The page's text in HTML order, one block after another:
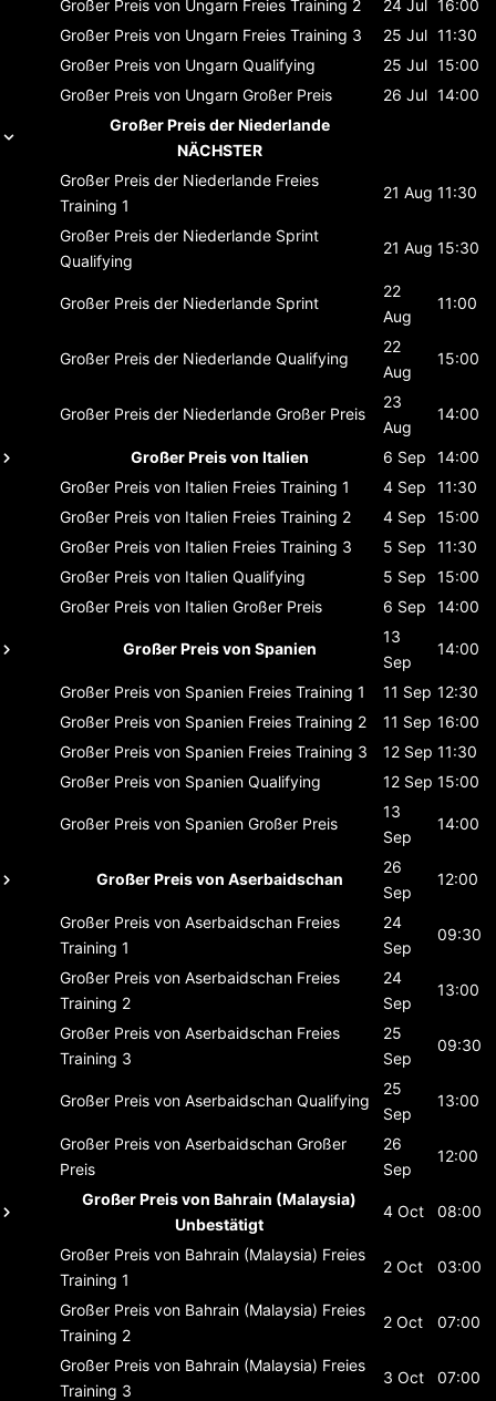
Großer Preis von Ungarn Freies Training 2 24 Jul
16:00
Großer Preis von Ungarn Freies Training 3 25 Jul 11:30
Großer Preis von Ungarn Qualifying 25 Jul 15:00
Großer Preis von Ungarn Großer Preis 26 Jul 14:00
Großer Preis der Niederlande
NÄCHSTER
Großer Preis der Niederlande Freies
Training 1
21 Aug 11:30
Großer Preis der Niederlande Sprint
Qualifying
21 Aug 15:30
Großer Preis der Niederlande Sprint
22
Aug
11:00
Großer Preis der Niederlande Qualifying
22
Aug
15:00
Großer Preis der Niederlande Großer Preis
23
Aug
14:00
Großer Preis von Italien 6 Sep
14:00
Großer Preis von Italien Freies Training 1 4 Sep
11:30
Großer Preis von Italien Freies Training 2 4 Sep
15:00
Großer Preis von Italien Freies Training 3 5 Sep
11:30
Großer Preis von Italien Qualifying 5 Sep
15:00
Großer Preis von Italien Großer Preis 6 Sep 14:00
Großer Preis von Spanien
13
Sep
14:00
Großer Preis von Spanien Freies Training 1 11 Sep 12:30
Großer Preis von Spanien Freies Training 2 11 Sep 16:00
Großer Preis von Spanien Freies Training 3 12 Sep 11:30
Großer Preis von Spanien Qualifying 12 Sep 15:00
Großer Preis von Spanien Großer Preis
13
Sep
14:00
Großer Preis von Aserbaidschan
26
Sep
12:00
Großer Preis von Aserbaidschan Freies
Training 1
24
Sep
09:30
Großer Preis von Aserbaidschan Freies
Training 2
24
Sep
13:00
Großer Preis von Aserbaidschan Freies
Training 3
25
Sep
09:30
Großer Preis von Aserbaidschan Qualifying
25
Sep
13:00
Großer Preis von Aserbaidschan Großer
Preis
26
Sep
12:00
Großer Preis von Bahrain (Malaysia)
Unbestätigt
4 Oct 08:00
Großer Preis von Bahrain (Malaysia) Freies
Training 1
2 Oct 03:00
Großer Preis von Bahrain (Malaysia) Freies
Training 2
2 Oct 07:00
Großer Preis von Bahrain (Malaysia) Freies
Training 3
3 Oct 07:00